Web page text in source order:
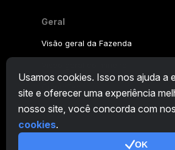
completely stop mining digital
Usamos cookies. Isso nos ajuda a
site e oferecer uma experiência
nosso site, você concorda com
cookies.
OK
Geral
Visão geral da Fazenda
CryptoTab
Programa de Afiliados